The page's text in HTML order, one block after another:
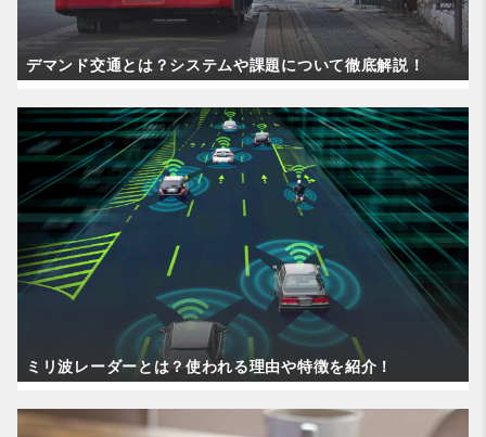
デマンド交通とは？システムや課題について徹底解説！
ミリ波レーダーとは？使われる理由や特徴を紹介！